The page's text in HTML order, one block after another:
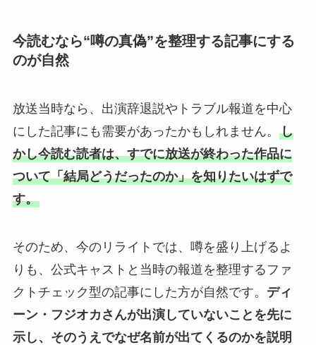
今読むなら“噂の真偽”を整理する記事にする
のが自然
放送当時なら、出演辞退説やトラブル報道を中心
にした記事にも需要があったかもしれません。 し
かし今読む読者は、すでに放送が終わった作品に
ついて「結局どうだったのか」を知りたいはずで
す。
そのため、今のリライトでは、噂を盛り上げるよ
りも、公式キャストと当時の報道を整理するファ
クトチェック型の記事にした方が自然です。 ディ
ーン・フジオカさんが出演していないことを先に
示し、そのうえでなぜ名前が出てくるのかを説明